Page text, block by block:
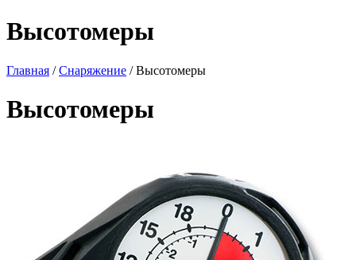
Высотомеры
Главная / Снаряжение / Высотомеры
Высотомеры